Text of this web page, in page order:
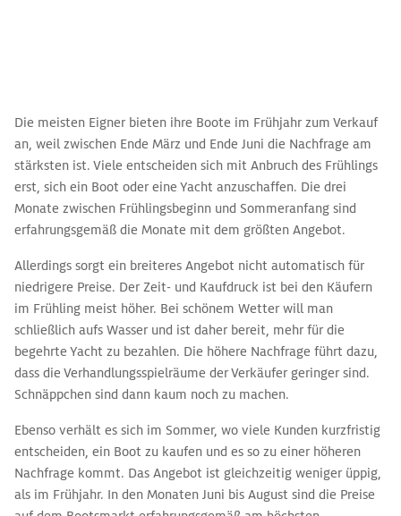
Die meisten Eigner bieten ihre Boote im Frühjahr zum Verkauf
an, weil zwischen Ende März und Ende Juni die Nachfrage am
stärksten ist. Viele entscheiden sich mit Anbruch des Frühlings
erst, sich ein Boot oder eine Yacht anzuschaffen. Die drei
Monate zwischen Frühlingsbeginn und Sommeranfang sind
erfahrungsgemäß die Monate mit dem größten Angebot.
Allerdings sorgt ein breiteres Angebot nicht automatisch für
niedrigere Preise. Der Zeit- und Kaufdruck ist bei den Käufern
im Frühling meist höher. Bei schönem Wetter will man
schließlich aufs Wasser und ist daher bereit, mehr für die
begehrte Yacht zu bezahlen. Die höhere Nachfrage führt dazu,
dass die Verhandlungsspielräume der Verkäufer geringer sind.
Schnäppchen sind dann kaum noch zu machen.
Ebenso verhält es sich im Sommer, wo viele Kunden kurzfristig
entscheiden, ein Boot zu kaufen und es so zu einer höheren
Nachfrage kommt. Das Angebot ist gleichzeitig weniger üppig,
als im Frühjahr. In den Monaten Juni bis August sind die Preise